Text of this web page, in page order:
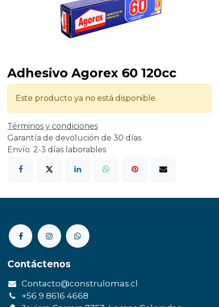
Adhesivo Agorex 60 120cc
Este producto ya no está disponible.
Términos y condiciones
Garantía de devolución de 30 días
Envío: 2-3 días laborables
Contáctenos
Contacto@construlomas.cl
+56 9 8616 4668